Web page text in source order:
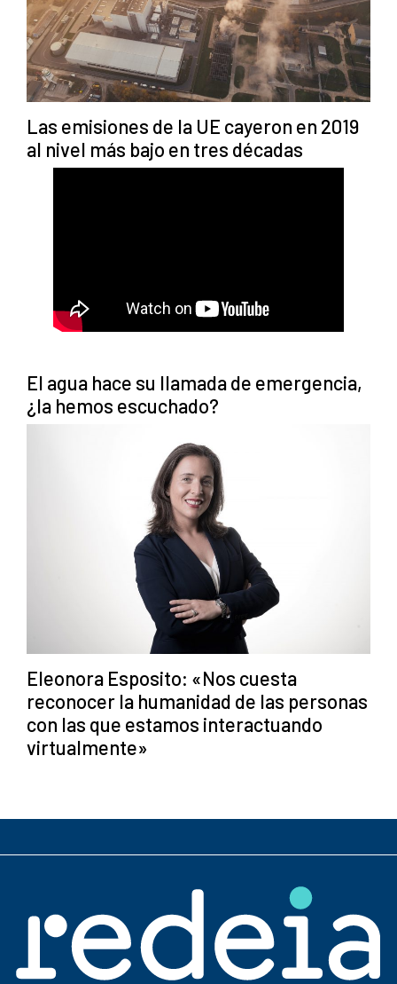
Las emisiones de la UE cayeron en 2019
al nivel más bajo en tres décadas
El agua hace su llamada de emergencia,
¿la hemos escuchado?
Eleonora Esposito: «Nos cuesta
reconocer la humanidad de las personas
con las que estamos interactuando
virtualmente»